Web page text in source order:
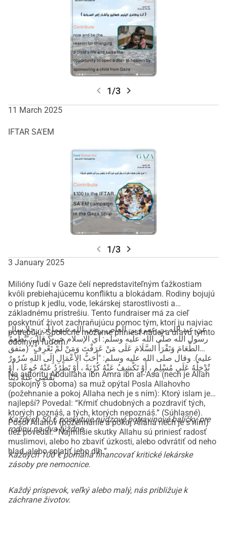
chevron_left 1/3 chevron_right
11 March 2025
IFTAR SA'EM
chevron_left 1/3 chevron_right
3 January 2025
Milióny ľudí v Gaze čelí nepredstaviteľným ťažkostiam
kvôli prebiehajúcemu konfliktu a blokádam. Rodiny bojujú
o prístup k jedlu, vode, lekárskej starostlivosti a
základnému prístrešiu. Tento fundraiser má za cieľ
poskytnúť život zachraňujúcu pomoc tým, ktorí ju najviac
potrebujú. Spoločne môžeme priniesť nádej a úľavu týmto
odolným ľuďom.
عن عبد الله بن عمرو بن العاص رضي الله عنهما أن رجلا سأل
رسول الله صلى الله عليه وسلم: أي الإسلام خير؟ قال: "تُطْعِمُ
الطَّعَامَ وَتَقْرَأُ السَّلَامَ عَلَى مَنْ عَرَفْتَ وَمَنْ لَمْ تَعْرِفْ" (متفق
عليه). وقال صلى الله عليه وسلم: "أَحَبُّ الأَعْمَالِ إِلَى اللَّهِ سُرُورٌ
تُدْخِلُهُ عَلَى مُسْلِمٍ ، أَوْ تَكْشِفُ عَنْهُ كُرْبَةً ، أَوْ تَطْرُدُ عَنْهُ جُوعًا ، أَوْ
تَقْضِي عَنْهُ دَيْنًا"
Na autoritu Abdullaha ibn Amra ibn al-'Asa (nech je Allah
spokojný s oboma) sa muž opýtal Posla Allahovho
(požehnanie a pokoj Allaha nech je s ním): Ktorý islam je
najlepší? Povedal: “Kŕmiť chudobných a pozdraviť tých,
ktorých poznáš, a tých, ktorých nepoznáš.” (Súhlasné).
Posol Allahov (požehnanie a pokoj Allaha nech je s ním)
tiež povedal: “Najmilšie skutky Allahu sú priniesť radosť
muslimovi, alebo ho zbaviť úzkosti, alebo odvrátiť od neho
hlad, alebo splatiť jeho dlh.”
Každých 50 € poskytuje núdzové potravinové balíčky pre
rodinu na dva týždne.
Každých 100 € pomáha financovať kritické lekárske
zásoby pre nemocnice.
Každý príspevok, veľký alebo malý, nás približuje k
záchrane životov.